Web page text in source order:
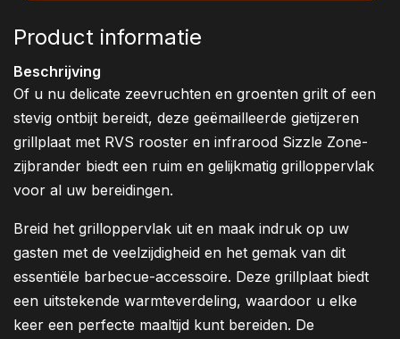
Product informatie
Beschrijving
Of u nu delicate zeevruchten en groenten grilt of een
stevig ontbijt bereidt, deze geëmailleerde gietijzeren
grillplaat met RVS rooster en infrarood Sizzle Zone-
zijbrander biedt een ruim en gelijkmatig grilloppervlak
voor al uw bereidingen.
Breid het grilloppervlak uit en maak indruk op uw
gasten met de veelzijdigheid en het gemak van dit
essentiële barbecue-accessoire. Deze grillplaat biedt
een uitstekende warmteverdeling, waardoor u elke
keer een perfecte maaltijd kunt bereiden. De